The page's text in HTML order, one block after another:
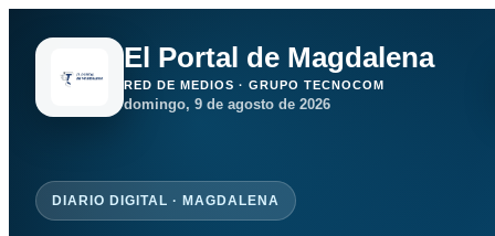
El Portal de Magdalena
RED DE MEDIOS · GRUPO TECNOCOM
domingo, 9 de agosto de 2026
DIARIO DIGITAL · MAGDALENA